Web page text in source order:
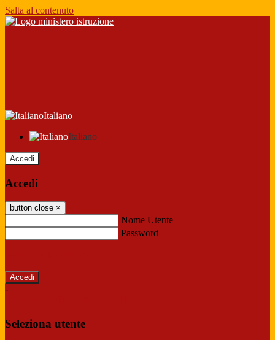
Salta al contenuto
Italiano
Italiano
Accedi
Accedi
button close ×
Nome Utente
Password
-
Seleziona utente